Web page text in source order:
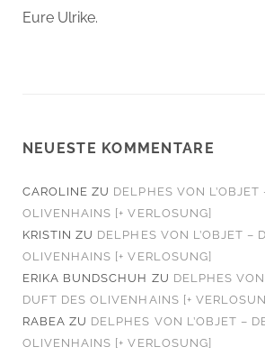
Eure Ulrike.
NEUESTE KOMMENTARE
CAROLINE ZU DELPHES VON L’OBJET
OLIVENHAINS [+ VERLOSUNG]
KRISTIN ZU DELPHES VON L’OBJET –
OLIVENHAINS [+ VERLOSUNG]
ERIKA BUNDSCHUH ZU DELPHES
DUFT DES OLIVENHAINS [+
RABEA ZU DELPHES VON L’OBJET –
OLIVENHAINS [+ VERLOSUNG]